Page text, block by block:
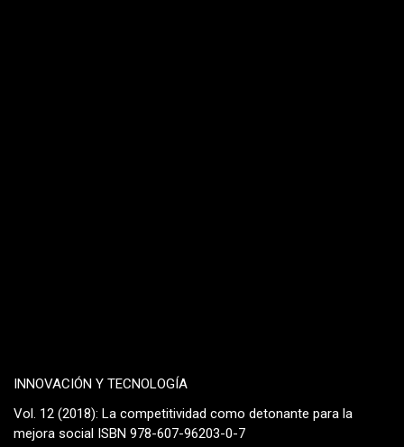
INNOVACIÓN Y TECNOLOGÍA
Vol. 12 (2018): La competitividad como detonante para la
mejora social ISBN 978-607-96203-0-7